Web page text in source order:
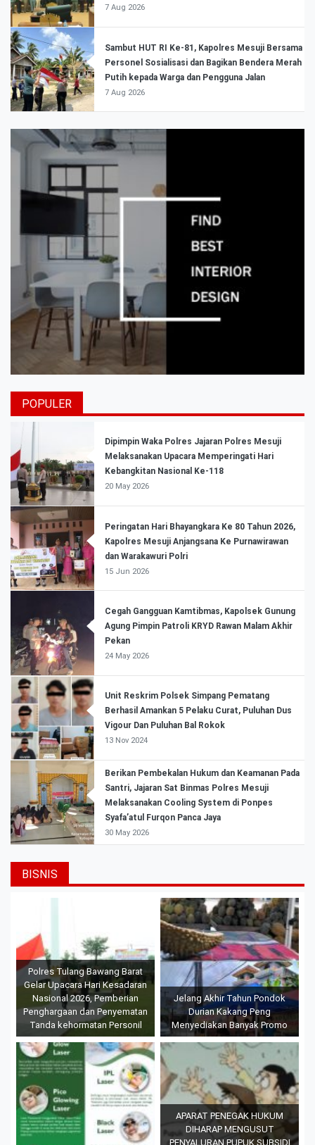
7 Aug 2026
Sambut HUT RI Ke-81, Kapolres Mesuji Bersama
Personel Sosialisasi dan Bagikan Bendera Merah
Putih kepada Warga dan Pengguna Jalan
7 Aug 2026
POPULER
Dipimpin Waka Polres Jajaran Polres Mesuji
Melaksanakan Upacara Memperingati Hari
Kebangkitan Nasional Ke-118
20 May 2026
Peringatan Hari Bhayangkara Ke 80 Tahun 2026,
Kapolres Mesuji Anjangsana Ke Purnawirawan
dan Warakawuri Polri
15 Jun 2026
Cegah Gangguan Kamtibmas, Kapolsek Gunung
Agung Pimpin Patroli KRYD Rawan Malam Akhir
Pekan
24 May 2026
Unit Reskrim Polsek Simpang Pematang
Berhasil Amankan 5 Pelaku Curat, Puluhan Dus
Vigour Dan Puluhan Bal Rokok
13 Nov 2024
Berikan Pembekalan Hukum dan Keamanan Pada
Santri, Jajaran Sat Binmas Polres Mesuji
Melaksanakan Cooling System di Ponpes
Syafa’atul Furqon Panca Jaya
30 May 2026
BISNIS
Polres Tulang Bawang Barat
Gelar Upacara Hari Kesadaran
Nasional 2026, Pemberian
Penghargaan dan Penyematan
Tanda kehormatan Personil
Jelang Akhir Tahun Pondok
Durian Kakang Peng
Menyediakan Banyak Promo
APARAT PENEGAK HUKUM
DIHARAP MENGUSUT
PENYALURAN PUPUK SUBSIDI